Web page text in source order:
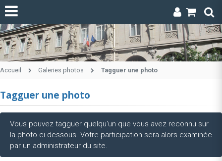
Accueil Galeries photos Tagguer une photo
Tagguer une photo
Vous pouvez tagguer quelqu'un que vous avez reconnu sur
la photo ci-dessous. Votre participation sera alors examinée
par un administrateur du site.